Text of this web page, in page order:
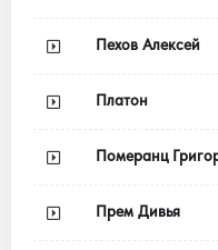
Пехов Алексей
Платон
Померанц
Прем Дивья